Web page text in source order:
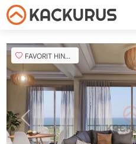
FAVORIT HINZUFÜGEN